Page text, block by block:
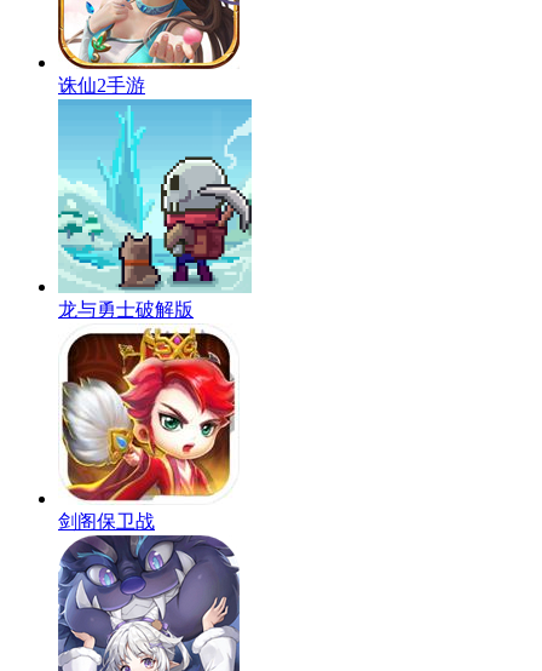
诛仙2手游
龙与勇士破解版
剑阁保卫战